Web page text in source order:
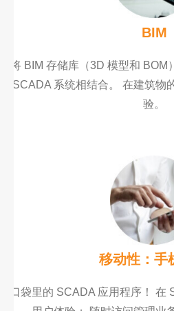
BIM
将 BIM 存储库（3D 模型和
SCADA 系统相结合。 在建筑物
验。
移动性：手
口袋里的 SCADA 应用程序！ 在